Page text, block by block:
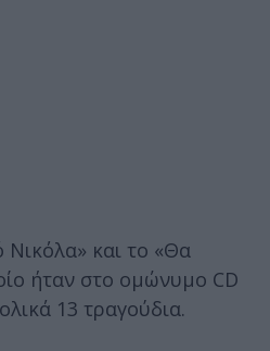
Νικόλα» και το «Θα
ήταν στο ομώνυμο CD
13 τραγούδια.